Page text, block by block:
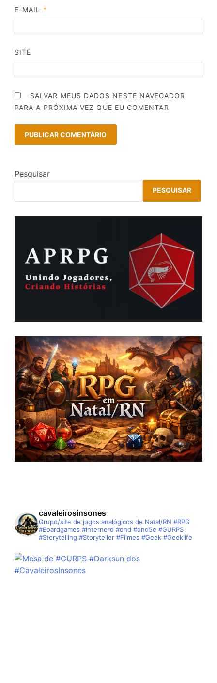
E-MAIL *
SITE
SALVAR MEUS DADOS NESTE NAVEGADOR
PARA A PRÓXIMA VEZ QUE EU COMENTAR.
Pesquisar
PESQUISAR
cavaleirosinsones
Grupo/site de jogos analógicos de Natal/RN #RPG
#Boardgames #Internerd #dnd #dnd5e #GURPS
#Storytelling #Storyteller #Filmes #Geek #Geeklife